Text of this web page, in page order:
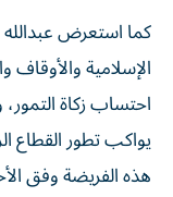
كما استعرض عبدالله
الإسلامية والأوقاف
احتساب زكاة التمور،
يواكب تطور القطاع
هذه الفريضة وفق